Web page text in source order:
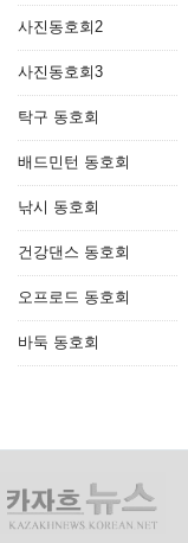
사진동호회2
사진동호회3
탁구 동호회
배드민턴 동호회
낚시 동호회
건강댄스 동호회
오프로드 동호회
바둑 동호회